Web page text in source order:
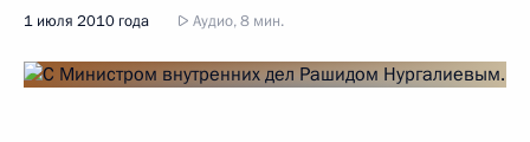
1 июля 2010 года Аудио, 8 мин.